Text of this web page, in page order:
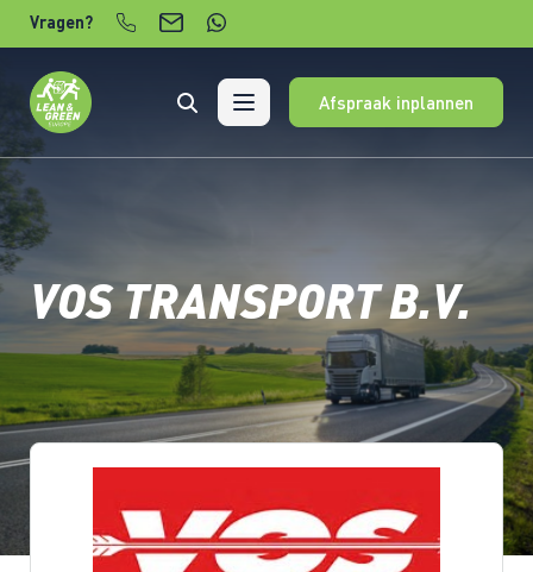
Verder naar content
Vragen?
Afspraak inplannen
VOS TRANSPORT B.V.